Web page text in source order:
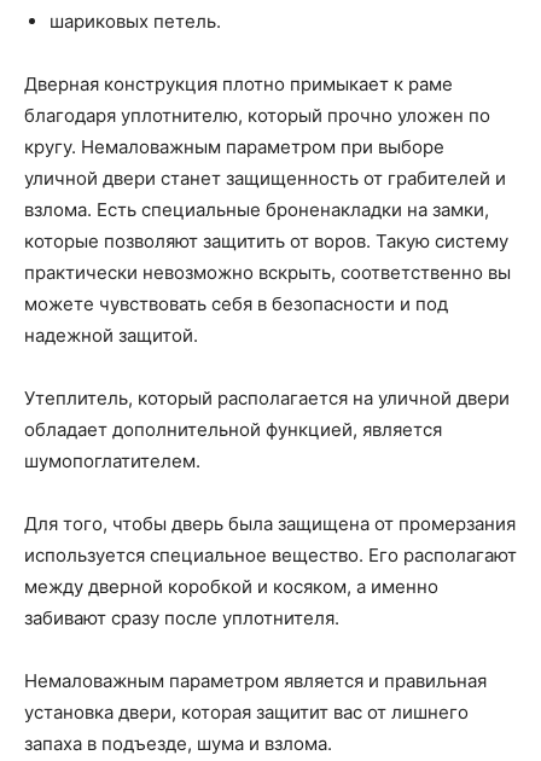
шариковых петель.
Дверная конструкция плотно примыкает к раме
благодаря уплотнителю, который прочно уложен по
кругу. Немаловажным параметром при выборе
уличной двери станет защищенность от грабителей и
взлома. Есть специальные броненакладки на замки,
которые позволяют защитить от воров. Такую систему
практически невозможно вскрыть, соответственно вы
можете чувствовать себя в безопасности и под
надежной защитой.
Утеплитель, который располагается на уличной двери
обладает дополнительной функцией, является
шумопоглатителем.
Для того, чтобы дверь была защищена от промерзания
используется специальное вещество. Его располагают
между дверной коробкой и косяком, а именно
забивают сразу после уплотнителя.
Немаловажным параметром является и правильная
установка двери, которая защитит вас от лишнего
запаха в подъезде, шума и взлома.